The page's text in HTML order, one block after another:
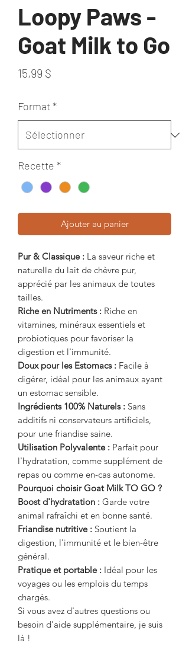
Loopy Paws -
Goat Milk to Go
15,99 $
Format*
Recette *
Ajouter au panier
Pur & Classique : La saveur riche et
naturelle du lait de chèvre pur,
apprécié par les animaux de toutes
tailles.
Riche en Nutriments : Riche en
vitamines, minéraux essentiels et
probiotiques pour favoriser la
digestion et l'immunité.
Doux pour les Estomacs : Facile à
digérer, idéal pour les animaux ayant
un estomac sensible.
Ingrédients 100% Naturels : Sans
additifs ni conservateurs artificiels,
pour une friandise saine.
Utilisation Polyvalente : Parfait pour
l'hydratation, comme supplément de
repas ou comme en-cas autonome.
Pourquoi choisir Goat Milk TO GO ?
Boost d'hydratation : Garde votre
animal rafraîchi et en bonne santé.
Friandise nutritive : Soutient la
digestion, l'immunité et le bien-être
général.
Pratique et portable : Idéal pour les
voyages ou les emplois du temps
chargés.
Si vous avez d'autres questions ou
besoin d'aide supplémentaire, je suis
là !